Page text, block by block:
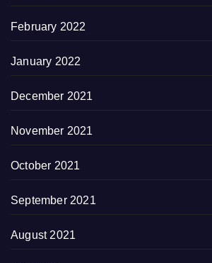
February 2022
January 2022
December 2021
November 2021
October 2021
September 2021
August 2021